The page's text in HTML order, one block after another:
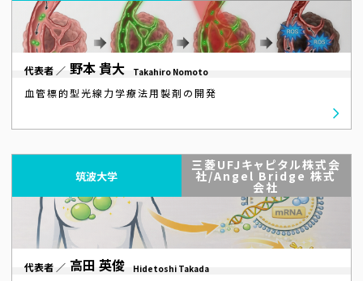
代表者 ／ 野本 貴大 Takahiro Nomoto
血管標的型光線力学療法用製剤の開発
筑波大学
三菱UFJキャピタル株式会
社/Angel Bridge 株式
会社
代表者 ／ 高田 英俊 Hidetoshi Takada